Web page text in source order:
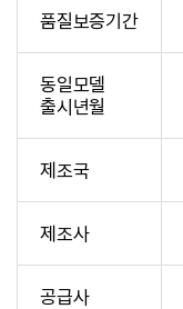
품질보증기간
동일모델
출시년월
제조국
제조사
공급사